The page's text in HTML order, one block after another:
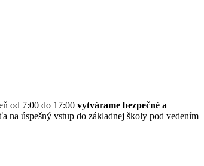
od 7:00 do 17:00 vytvárame bezpečné a
na úspešný vstup do základnej školy pod vedením